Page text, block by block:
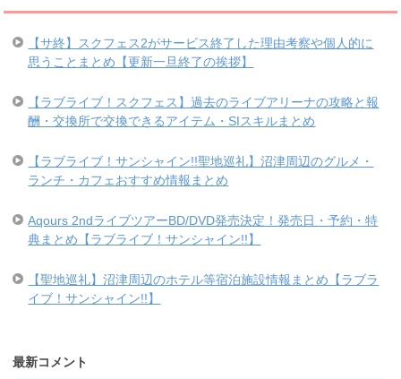
【サ終】スクフェス2がサービス終了した理由考察や個人的に
思うことまとめ【更新一旦終了の挨拶】
【ラブライブ！スクフェス】過去のライブアリーナの攻略と報
酬・交換所で交換できるアイテム・SIスキルまとめ
【ラブライブ！サンシャイン!!聖地巡礼】沼津周辺のグルメ・
ランチ・カフェおすすめ情報まとめ
Aqours 2ndライブツアーBD/DVD発売決定！発売日・予約・特
典まとめ【ラブライブ！サンシャイン!!】
【聖地巡礼】沼津周辺のホテル等宿泊施設情報まとめ【ラブラ
イブ！サンシャイン!!】
最新コメント